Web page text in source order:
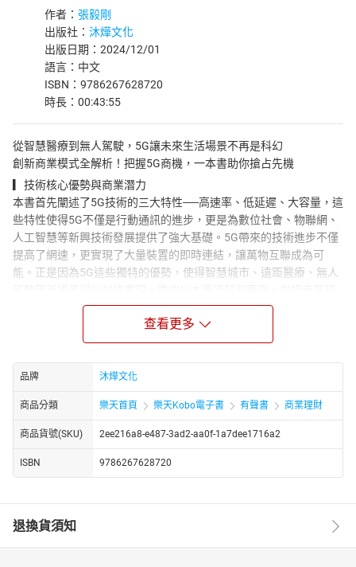
作者： 張毅剛
出版社： 沐燁文化
出版日期：2024/12/01
語言：中文
ISBN：9786267628720
時長：00:43:55
從智慧醫療到無人駕駛，5G讓未來生活場景不再是科幻
創新商業模式全解析！把握5G商機，一本書助你搶占先機
▎技術核心優勢與商業潛力
本書首先闡述了5G技術的三大特性──高速率、低延遲、大容量，這
些特性使得5G不僅是行動通訊的進步，更是為數位社會、物聯網、
人工智慧等新興技術發展提供了強大基礎。5G帶來的技術進步不僅
提高了網速，更實現了大量裝置的即時連結，讓萬物互聯成為可
能。正是因為5G這些獨特的優勢，使得智慧城市、遠距醫療、無人
了5G在各行業中帶來的顯著變革。
▎產業變革與商業模式的重新構建
5G時代不僅僅是技術的進步，它還改變了商業模式，並重塑了傳統
產業的格局。書中指出在5G賦能下，傳統產業開始向智慧化、數位
化轉型，並呈現出新的商業模式。5G的高速連結與可靠性為智慧零
售、智慧醫療、智慧金融等領域開闢了新的發展空間，並促使企業
流、製造業等基礎行業，並且從資本投資、創新業務模式等方面解
析企業在5G背景下的應對策略和發展機遇。
分析來提供個性化服務，改變傳統購物模式。遠距醫療則利用5G的
低延遲特性，使醫護人員能進行高效診斷和手術支持。此外，5G技
查看更多
品牌 沐燁文化
商品分類 樂天首頁 樂天Kobo電子書 有聲書 商業理財
商品貨號(SKU) 2ee216a8-e487-3ad2-aa0f-1a7dee1716a2
ISBN 9786267628720
退換貨須知